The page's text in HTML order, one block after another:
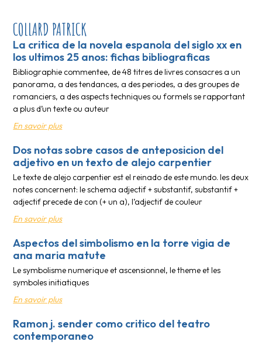
COLLARD PATRICK
La critica de la novela espanola del siglo xx en
los ultimos 25 anos: fichas bibliograficas
Bibliographie commentee, de 48 titres de livres consacres a un
panorama, a des tendances, a des periodes, a des groupes de
romanciers, a des aspects techniques ou formels se rapportant
a plus d’un texte ou auteur
En savoir plus
Dos notas sobre casos de anteposicion del
adjetivo en un texto de alejo carpentier
Le texte de alejo carpentier est el reinado de este mundo. les deux
notes concernent: le schema adjectif + substantif, substantif +
adjectif precede de con (+ un a), l’adjectif de couleur
En savoir plus
Aspectos del simbolismo en la torre vigia de
ana maria matute
Le symbolisme numerique et ascensionnel, le theme et les
symboles initiatiques
En savoir plus
Ramon j. sender como critico del teatro
contemporaneo